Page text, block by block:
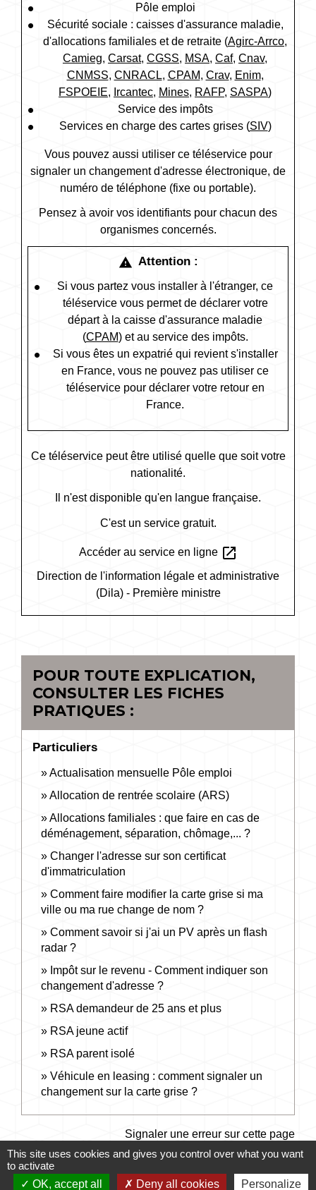
Pôle emploi
Sécurité sociale : caisses d'assurance maladie,
d'allocations familiales et de retraite (Agirc-Arrco,
Camieg, Carsat, CGSS, MSA, Caf, Cnav,
CNMSS, CNRACL, CPAM, Crav, Enim,
FSPOEIE, Ircantec, Mines, RAFP, SASPA)
Service des impôts
Services en charge des cartes grises (SIV)
Vous pouvez aussi utiliser ce téléservice pour
signaler un changement d'adresse électronique, de
numéro de téléphone (fixe ou portable).
Pensez à avoir vos identifiants pour chacun des
organismes concernés.
warning Attention :
Si vous partez vous installer à l'étranger, ce
téléservice vous permet de déclarer votre
départ à la caisse d'assurance maladie
(CPAM) et au service des impôts.
Si vous êtes un expatrié qui revient s'installer
en France, vous ne pouvez pas utiliser ce
téléservice pour déclarer votre retour en
France.
Ce téléservice peut être utilisé quelle que soit votre
nationalité.
Il n'est disponible qu'en langue française.
C'est un service gratuit.
Accéder au service en ligne open_in_new
Direction de l'information légale et administrative
(Dila) - Première ministre
POUR TOUTE EXPLICATION,
CONSULTER LES FICHES
PRATIQUES :
Particuliers
Actualisation mensuelle Pôle emploi
Allocation de rentrée scolaire (ARS)
Allocations familiales : que faire en cas de
déménagement, séparation, chômage,... ?
Changer l'adresse sur son certificat
d'immatriculation
Comment faire modifier la carte grise si ma
ville ou ma rue change de nom ?
Comment savoir si j'ai un PV après un flash
radar ?
Impôt sur le revenu - Comment indiquer son
changement d'adresse ?
RSA demandeur de 25 ans et plus
RSA jeune actif
RSA parent isolé
Véhicule en leasing : comment signaler un
changement sur la carte grise ?
Signaler une erreur sur cette page
This site uses cookies and gives you control over what you want
to activate
OK, accept all
Deny all cookies Personalize